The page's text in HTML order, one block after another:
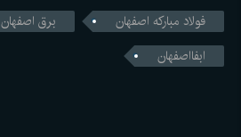
فولاد مبارکه اصفهان
برق اصفهان
ابفااصفهان